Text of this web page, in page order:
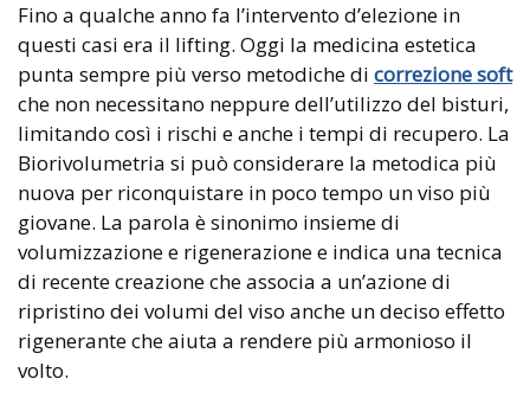
Fino a qualche anno fa l’intervento d’elezione in
questi casi era il lifting. Oggi la medicina estetica
punta sempre più verso metodiche di correzione soft
che non necessitano neppure dell’utilizzo del bisturi,
limitando così i rischi e anche i tempi di recupero. La
Biorivolumetria si può considerare la metodica più
nuova per riconquistare in poco tempo un viso più
giovane. La parola è sinonimo insieme di
volumizzazione e rigenerazione e indica una tecnica
di recente creazione che associa a un’azione di
ripristino dei volumi del viso anche un deciso effetto
rigenerante che aiuta a rendere più armonioso il
volto.